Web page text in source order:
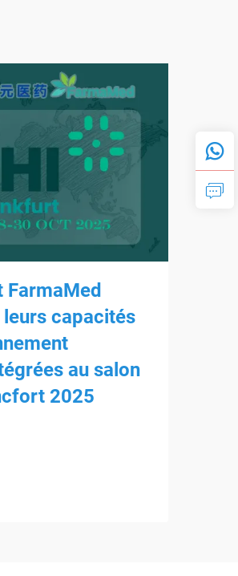
FarmaMed
capacités
au salon
2025